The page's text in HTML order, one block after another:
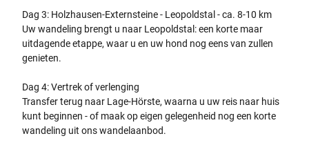
Dag 3: Holzhausen-Externsteine - Leopoldstal - ca. 8-10 km
Uw wandeling brengt u naar Leopoldstal: een korte maar
uitdagende etappe, waar u en uw hond nog eens van zullen
genieten.
Dag 4: Vertrek of verlenging
Transfer terug naar Lage-Hörste, waarna u uw reis naar huis
kunt beginnen - of maak op eigen gelegenheid nog een korte
wandeling uit ons wandelaanbod.